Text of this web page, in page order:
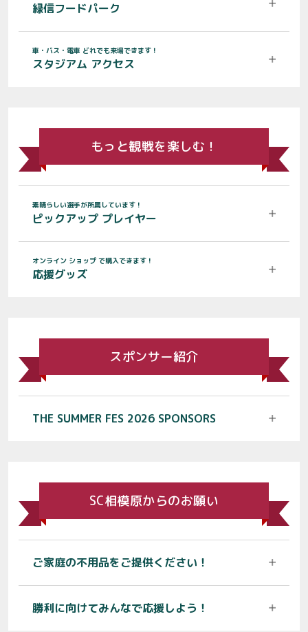
緑信フードパーク
車・バス・電車 どれでも来場できます！
スタジアム アクセス
もっと観戦を楽しむ！
素晴らしい選手が所属しています！
ピックアップ プレイヤー
オンライン ショップ で購入できます！
応援グッズ
スポンサー紹介
THE SUMMER FES 2026 SPONSORS
SC相模原からのお願い
ご家庭の不用品をご提供ください！
勝利に向けてみんなで応援しよう！